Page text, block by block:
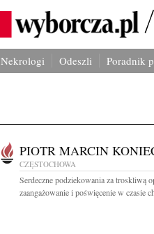
Nekrologi Odeszli Poradnik
PIOTR MARCIN
CZĘSTOCHOWA
Serdeczne podziekowania za troskliwą
zaangażowanie i poświęcenie w czasie